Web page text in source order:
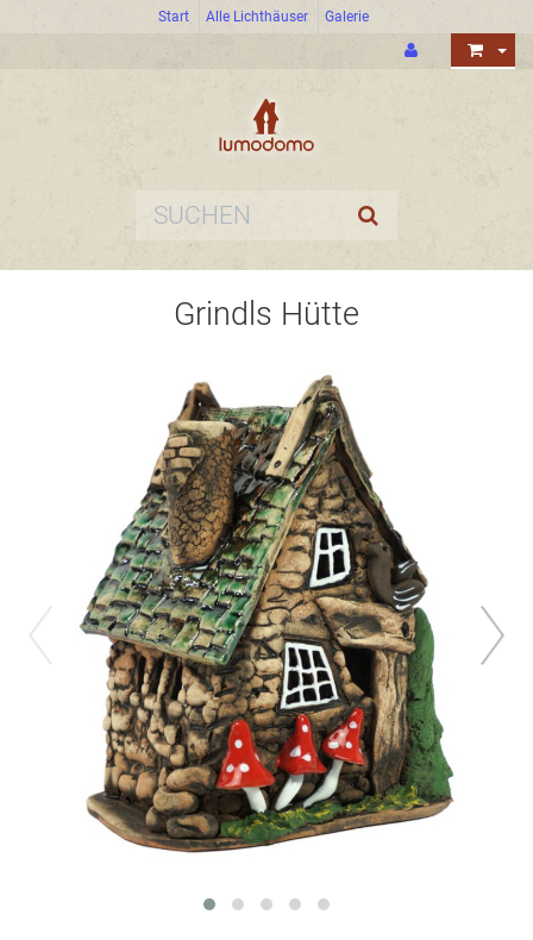
Start Alle Lichthäuser Galerie
Grindls Hütte